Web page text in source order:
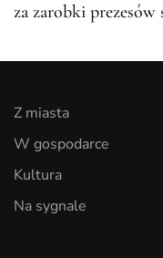
za zarobki prezesów
Z miasta
W gospodarce
Kultura
Na sygnale